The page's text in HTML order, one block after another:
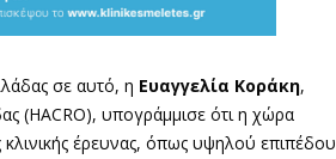
σε αυτό, η Ευαγγελία Κοράκη,
(HACRO), υπογράμμισε ότι η χώρα
κλινικής έρευνας, όπως υψηλού επιπέδου